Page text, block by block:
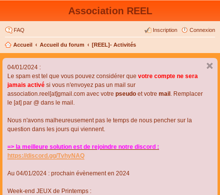
Association REEL
FAQ Connexion
Inscription
Accueil Accueil du forum [REEL]- Activités
04/01/2024 :
Le spam est tel que vous pouvez considérer que votre compte ne sera
jamais activé si vous n'envoyez pas un mail sur
association.reel[at]gmail.com avec votre pseudo et votre mail . Remplacer
le [at] par @ dans le mail.
Nous n'avons malheureusement pas le temps de nous pencher sur la
question dans les jours qui viennent.
=> la meilleure solution est de rejoindre notre discord :
https://discord.gg/TvhyNAQ
Au 04/01/2024 : prochain évènement en 2024
Week-end JEUX de Printemps :